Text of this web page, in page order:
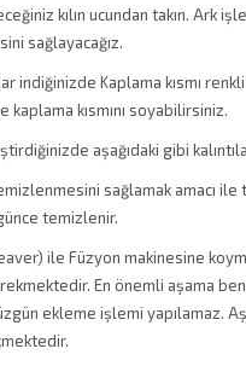
kılın ucundan takın. Ark
sağlayacağız.
indiğinizde Kaplama kısmı
kaplama kısmını soyabilirsiniz.
aşağıdaki gibi
sağlamak amacı
temizlenir.
ile Füzyon makinesine
En önemli aşama
ekleme işlemi yapılamaz.